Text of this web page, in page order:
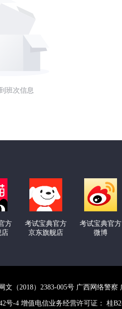
班次信息
方
店
考试宝典官方
京东旗舰店
考试宝典官方
微博
文（2018）2383-005号 广西网络警
号-4 增值电信业务经营许可证： 桂